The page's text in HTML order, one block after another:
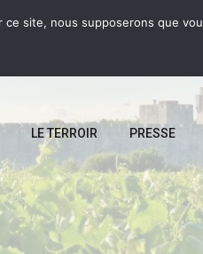
LE TERROIR PRESSE
site, nous supposerons que